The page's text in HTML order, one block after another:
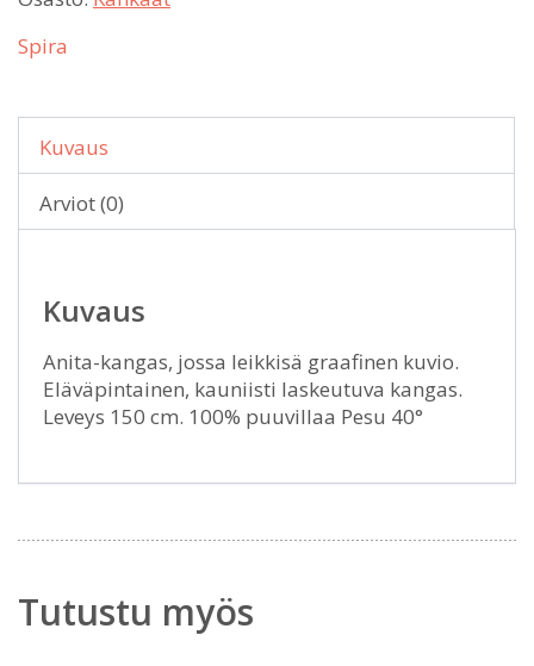
Spira
Kuvaus
Arviot (0)
Kuvaus
Anita-kangas, jossa leikkisä graafinen kuvio.
Eläväpintainen, kauniisti laskeutuva kangas.
Leveys 150 cm. 100% puuvillaa Pesu 40°
Tutustu myös